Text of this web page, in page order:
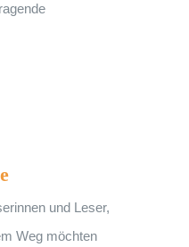
und Leser,
Weg möchten